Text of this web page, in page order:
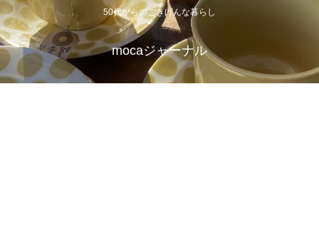
50代からのごきげんな暮らし
mocaジャーナル